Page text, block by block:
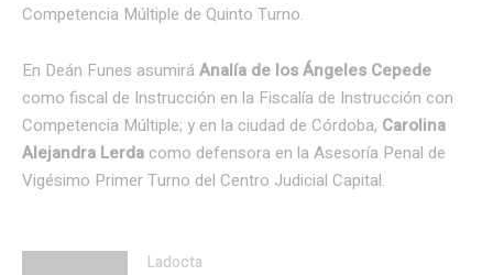
Competencia Múltiple de Quinto Turno.
En Deán Funes asumirá Analía de los Ángeles Cepede
como fiscal de Instrucción en la Fiscalía de Instrucción con
Competencia Múltiple; y en la ciudad de Córdoba, Carolina
Alejandra Lerda como defensora en la Asesoría Penal de
Vigésimo Primer Turno del Centro Judicial Capital.
Ladocta